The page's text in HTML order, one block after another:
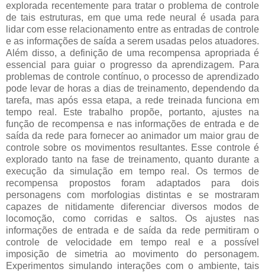
explorada recentemente para tratar o problema de controle
de tais estruturas, em que uma rede neural é usada para
lidar com esse relacionamento entre as entradas de controle
e as informações de saída a serem usadas pelos atuadores.
Além disso, a definição de uma recompensa apropriada é
essencial para guiar o progresso da aprendizagem. Para
problemas de controle contínuo, o processo de aprendizado
pode levar de horas a dias de treinamento, dependendo da
tarefa, mas após essa etapa, a rede treinada funciona em
tempo real. Este trabalho propõe, portanto, ajustes na
função de recompensa e nas informações de entrada e de
saída da rede para fornecer ao animador um maior grau de
controle sobre os movimentos resultantes. Esse controle é
explorado tanto na fase de treinamento, quanto durante a
execução da simulação em tempo real. Os termos de
recompensa propostos foram adaptados para dois
personagens com morfologias distintas e se mostraram
capazes de nitidamente diferenciar diversos modos de
locomoção, como corridas e saltos. Os ajustes nas
informações de entrada e de saída da rede permitiram o
controle de velocidade em tempo real e a possível
imposição de simetria ao movimento do personagem.
Experimentos simulando interações com o ambiente, tais